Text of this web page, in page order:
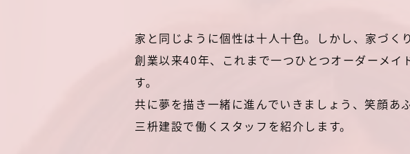
家と同じように個性は十人十色。しかし、家づく
創業以来40年、これまで一つひとつオーダーメ
す。
共に夢を描き一緒に進んでいきましょう、笑顔あ
三枡建設で働くスタッフを紹介します。